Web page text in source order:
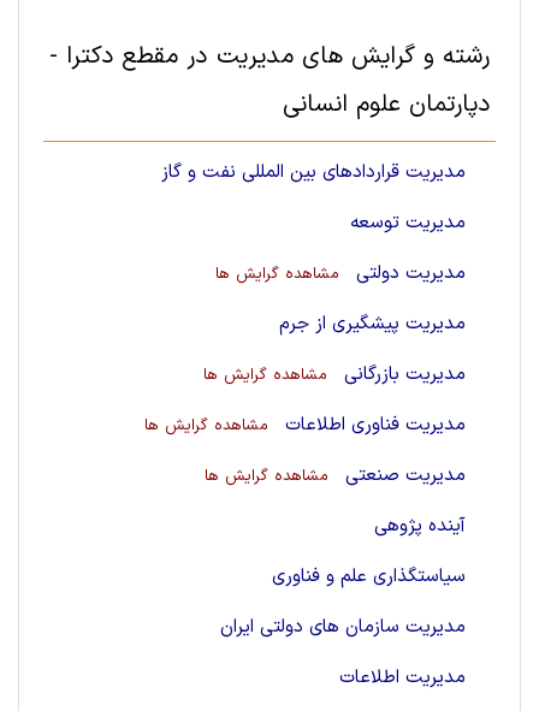
رشته و گرایش های مديريت در مقطع دکترا -
دپارتمان علوم انسانی
مدیریت قراردادهای بین المللی نفت و گاز
مدیریت توسعه
مدیریت دولتی
مشاهده گرایش ها
مدیریت پیشگیری از جرم
مدیریت بازرگانی
مشاهده گرایش ها
مدیریت فناوری اطلاعات مشاهده گرایش ها
مدیریت صنعتی مشاهده گرایش ها
آینده پژوهی
سیاستگذاری علم و فناوری
مدیریت سازمان های دولتی ایران
مدیریت اطلاعات